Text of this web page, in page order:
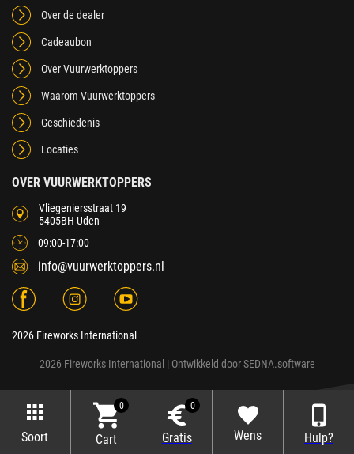
Soort
0
Cart
0
Gratis Wens Hulp?
Over de dealer
Cadeaubon
Over Vuurwerktoppers
Waarom Vuurwerktoppers
Geschiedenis
Locaties
OVER VUURWERKTOPPERS
Vliegeniersstraat 19
5405BH Uden
09:00-17:00
info@vuurwerktoppers.nl
2026 Fireworks International
2026 Fireworks International | Ontwikkeld doorSEDNA.software